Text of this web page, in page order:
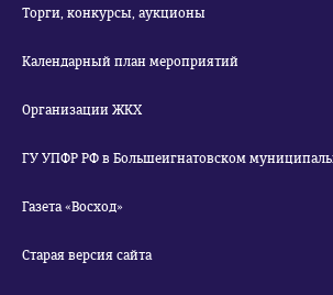
Торги, конкурсы, аукционы
Календарный план мероприятий
Организации ЖКХ
ГУ УПФР РФ в Большеигнатовском
Газета «Восход»
Старая версия сайта